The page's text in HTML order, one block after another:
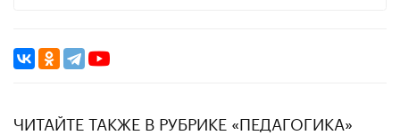
ЧИТАЙТЕ ТАКЖЕ В РУБРИКЕ «ПЕДАГОГИКА»